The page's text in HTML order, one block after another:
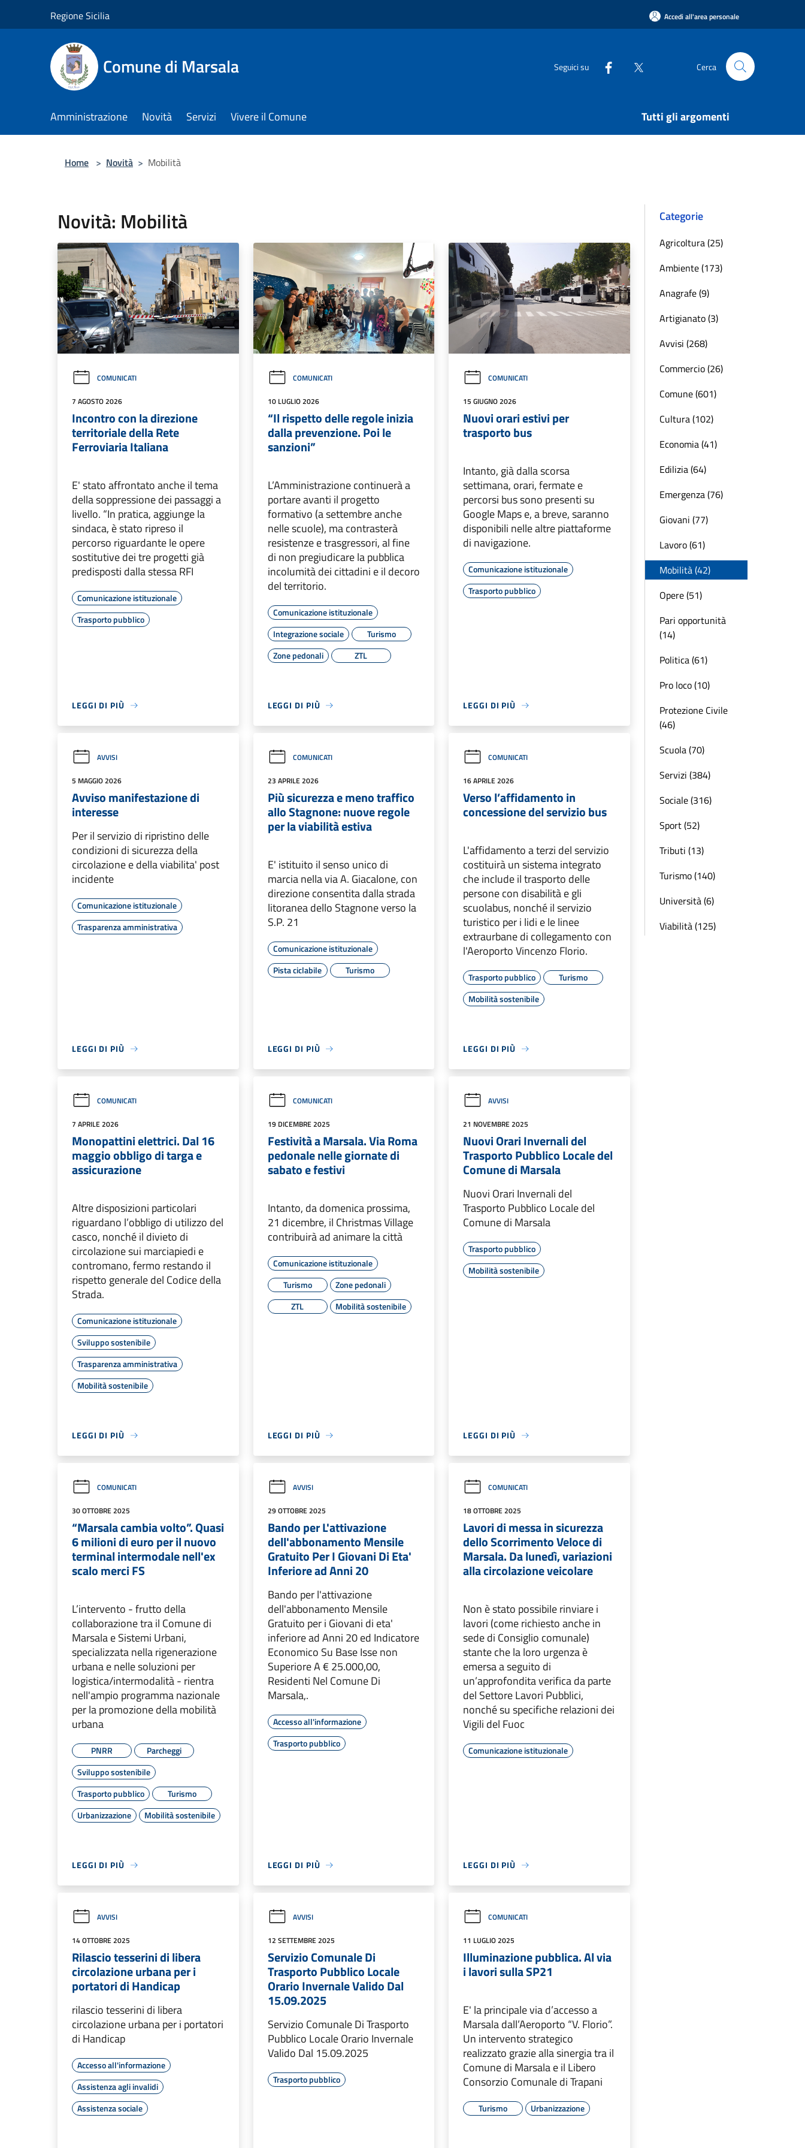
Regione Sicilia Accedi all'area personale
Comune di Marsala Seguici su Cerca
Amministrazione Novità Servizi Vivere il Comune Tutti gli argomenti
Home > Novità > Mobilità
Novità: Mobilità
COMUNICATI
7 AGOSTO 2026
Incontro con la direzione
territoriale della Rete
Ferroviaria Italiana
E' stato affrontato anche il tema
della soppressione dei passaggi a
livello. “In pratica, aggiunge la
sindaca, è stato ripreso il
percorso riguardante le opere
sostitutive dei tre progetti già
predisposti dalla stessa RFI
Comunicazione istituzionale
Trasporto pubblico
LEGGI DI PIÙ
COMUNICATI
10 LUGLIO 2026
“Il rispetto delle regole inizia
dalla prevenzione. Poi le
sanzioni”
L’Amministrazione continuerà a
portare avanti il progetto
formativo (a settembre anche
nelle scuole), ma contrasterà
resistenze e trasgressori, al fine
di non pregiudicare la pubblica
incolumità dei cittadini e il decoro
del territorio.
Comunicazione istituzionale
Integrazione sociale
Turismo
Zone pedonali
ZTL
LEGGI DI PIÙ
COMUNICATI
15 GIUGNO 2026
Nuovi orari estivi per
trasporto bus
Intanto, già dalla scorsa
settimana, orari, fermate e
percorsi bus sono presenti su
Google Maps e, a breve, saranno
disponibili nelle altre piattaforme
di navigazione.
Comunicazione istituzionale
Trasporto pubblico
LEGGI DI PIÙ
AVVISI
5 MAGGIO 2026
Avviso manifestazione di
interesse
Per il servizio di ripristino delle
condizioni di sicurezza della
circolazione e della viabilita' post
incidente
Comunicazione istituzionale
Trasparenza amministrativa
LEGGI DI PIÙ
COMUNICATI
23 APRILE 2026
Più sicurezza e meno traffico
allo Stagnone: nuove regole
per la viabilità estiva
E' istituito il senso unico di
marcia nella via A. Giacalone, con
direzione consentita dalla strada
litoranea dello Stagnone verso la
S.P. 21
Comunicazione istituzionale
Pista ciclabile
Turismo
LEGGI DI PIÙ
COMUNICATI
16 APRILE 2026
Verso l’affidamento in
concessione del servizio bus
L'affidamento a terzi del servizio
costituirà un sistema integrato
che include il trasporto delle
persone con disabilità e gli
scuolabus, nonché il servizio
turistico per i lidi e le linee
extraurbane di collegamento con
l'Aeroporto Vincenzo Florio.
Trasporto pubblico
Turismo
Mobilità sostenibile
LEGGI DI PIÙ
COMUNICATI
7 APRILE 2026
Monopattini elettrici. Dal 16
maggio obbligo di targa e
assicurazione
Altre disposizioni particolari
riguardano l’obbligo di utilizzo del
casco, nonché il divieto di
circolazione sui marciapiedi e
contromano, fermo restando il
rispetto generale del Codice della
Strada.
Comunicazione istituzionale
Sviluppo sostenibile
Trasparenza amministrativa
Mobilità sostenibile
LEGGI DI PIÙ
COMUNICATI
19 DICEMBRE 2025
Festività a Marsala. Via Roma
pedonale nelle giornate di
sabato e festivi
Intanto, da domenica prossima,
21 dicembre, il Christmas Village
contribuirà ad animare la città
Comunicazione istituzionale
Turismo
Zone pedonali
ZTL
Mobilità sostenibile
LEGGI DI PIÙ
AVVISI
21 NOVEMBRE 2025
Nuovi Orari Invernali del
Trasporto Pubblico Locale del
Comune di Marsala
Nuovi Orari Invernali del
Trasporto Pubblico Locale del
Comune di Marsala
Trasporto pubblico
Mobilità sostenibile
LEGGI DI PIÙ
COMUNICATI
30 OTTOBRE 2025
“Marsala cambia volto”. Quasi
6 milioni di euro per il nuovo
terminal intermodale nell'ex
scalo merci FS
L’intervento - frutto della
collaborazione tra il Comune di
Marsala e Sistemi Urbani,
specializzata nella rigenerazione
urbana e nelle soluzioni per
logistica/intermodalità - rientra
nell'ampio programma nazionale
per la promozione della mobilità
urbana
PNRR
Parcheggi
Sviluppo sostenibile
Trasporto pubblico
Turismo
Urbanizzazione
Mobilità sostenibile
LEGGI DI PIÙ
AVVISI
29 OTTOBRE 2025
Bando per L'attivazione
dell'abbonamento Mensile
Gratuito Per I Giovani Di Eta'
Inferiore ad Anni 20
Bando per l'attivazione
dell'abbonamento Mensile
Gratuito per i Giovani di eta'
inferiore ad Anni 20 ed Indicatore
Economico Su Base Isse non
Superiore A € 25.000,00,
Residenti Nel Comune Di
Marsala,.
Accesso all'informazione
Trasporto pubblico
LEGGI DI PIÙ
COMUNICATI
18 OTTOBRE 2025
Lavori di messa in sicurezza
dello Scorrimento Veloce di
Marsala. Da lunedì, variazioni
alla circolazione veicolare
Non è stato possibile rinviare i
lavori (come richiesto anche in
sede di Consiglio comunale)
stante che la loro urgenza è
emersa a seguito di
un’approfondita verifica da parte
del Settore Lavori Pubblici,
nonché su specifiche relazioni dei
Vigili del Fuoc
Comunicazione istituzionale
LEGGI DI PIÙ
AVVISI
14 OTTOBRE 2025
Rilascio tesserini di libera
circolazione urbana per i
portatori di Handicap
rilascio tesserini di libera
circolazione urbana per i portatori
di Handicap
Accesso all'informazione
Assistenza agli invalidi
Assistenza sociale
AVVISI
12 SETTEMBRE 2025
Servizio Comunale Di
Trasporto Pubblico Locale
Orario Invernale Valido Dal
15.09.2025
Servizio Comunale Di Trasporto
Pubblico Locale Orario Invernale
Valido Dal 15.09.2025
Trasporto pubblico
COMUNICATI
11 LUGLIO 2025
Illuminazione pubblica. Al via
i lavori sulla SP21
E' la principale via d’accesso a
Marsala dall’Aeroporto “V. Florio”.
Un intervento strategico
realizzato grazie alla sinergia tra il
Comune di Marsala e il Libero
Consorzio Comunale di Trapani
Turismo Urbanizzazione
Categorie
Agricoltura (25)
Ambiente (173)
Anagrafe (9)
Artigianato (3)
Avvisi (268)
Commercio (26)
Comune (601)
Cultura (102)
Economia (41)
Edilizia (64)
Emergenza (76)
Giovani (77)
Lavoro (61)
Mobilità (42)
Opere (51)
Pari opportunità
(14)
Politica (61)
Pro loco (10)
Protezione Civile
(46)
Scuola (70)
Servizi (384)
Sociale (316)
Sport (52)
Tributi (13)
Turismo (140)
Università (6)
Viabilità (125)